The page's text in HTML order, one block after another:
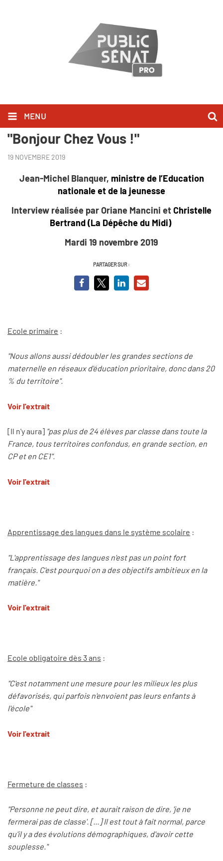
MENU
Jean-Michel Blanquer l'a dit dans
"Bonjour Chez Vous !"
19 NOVEMBRE 2019
Jean-Michel Blanquer, ministre de l’Education
nationale et de la jeunesse
Interview réalisée par Oriane Mancini etChristelle
Bertrand (La Dépêche du Midi)
Mardi 19 novembre 2019
PARTAGER SUR :
Ecole primaire :
"Nous allons aussi dédoubler les grandes sections de
maternelle en réseaux d'éducation prioritaire, donc dans 20
% du territoire".
Voir l'extrait
[Il n'y aura] "pas plus de 24 élèves par classe dans toute la
France, tous territoires confondus, en grande section, en
CP et en CE1".
Voir l'extrait
Apprentissage des langues dans le système scolaire :
"L'apprentissage des langues n'est pas un point fort
français. C'est pourquoi on a des objectifs ambitieux en la
matière."
Voir l'extrait
Ecole obligatoire dès 3 ans :
"C'est notamment une mesure pour les milieux les plus
défavorisés, qui parfois n'envoient pas leurs enfants à
l'école"
Voir l'extrait
Fermeture de classes :
"Personne ne peut dire, et aurait raison de dire, 'je ne
fermerai pas de classe'. [...] Il est tout à fait normal, parce
qu'il y a des évolutions démographiques, d'avoir cette
souplesse."